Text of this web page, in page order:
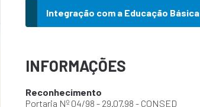
Integração com a Educação Básica
INFORMAÇÕES
Reconhecimento
Portaria Nº 04/98 - 29.07.98 - CONSED